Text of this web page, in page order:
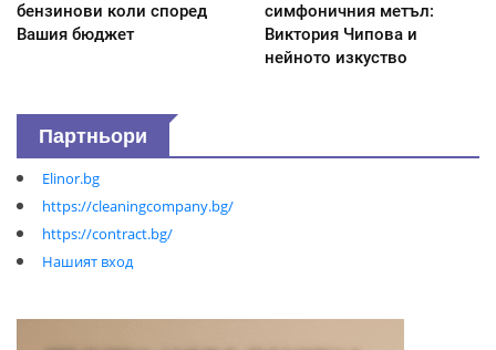
бензинови коли според
Вашия бюджет
симфоничния метъл:
Виктория Чипова и
нейното изкуство
Партньори
Elinor.bg
https://cleaningcompany.bg/
https://contract.bg/
Нашият вход